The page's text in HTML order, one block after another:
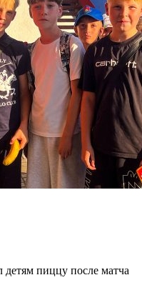
пиццу после матча